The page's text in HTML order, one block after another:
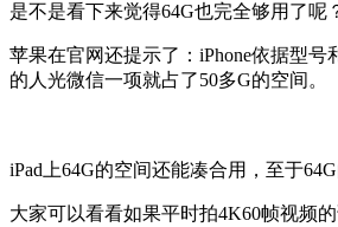
是不是看下来觉得64G也完全够用了
苹果在官网还提示了：iPhone依据型
的人光微信一项就占了50多G的空间。
iPad上64G的空间还能凑合用，至于
大家可以看看如果平时拍4K60帧视频